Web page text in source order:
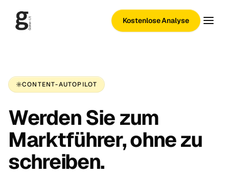
Kostenlose Analyse
CONTENT-AUTOPILOT
Werden Sie zum
Marktführer, ohne zu
schreiben.